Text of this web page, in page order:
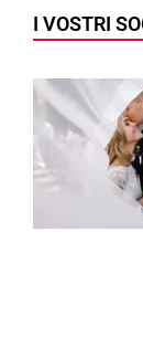
I VOSTRI